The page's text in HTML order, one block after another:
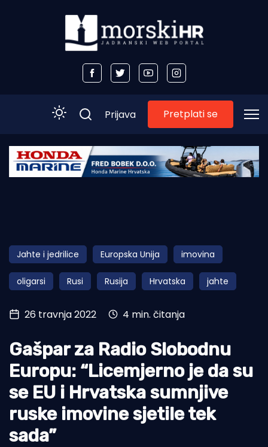
Početna
Obala
Otoci
Turizam i nautika
Pomorstvo
Ribolov
Ekologija
Tradicija i kultura
Prijava Pretplati se
Jahte i jedrilice Europska Unija imovina
oligarsi Rusi Rusija Hrvatska jahte
26 travnja 2022 4 min. čitanja
Gašpar za Radio Slobodnu
Europu: “Licemjerno je da su
se EU i Hrvatska sumnjive
ruske imovine sjetile tek
sada”